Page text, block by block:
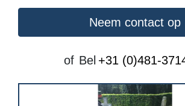
Neem contact op
of Bel +31 (0)481-